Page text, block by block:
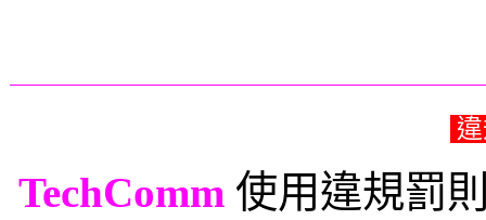
TechComm 使用違規罰